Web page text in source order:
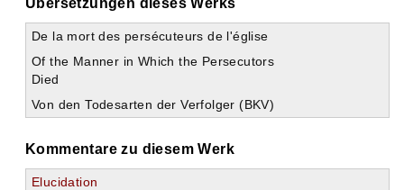
Übersetzungen dieses Werks
De la mort des persécuteurs de l'église
Of the Manner in Which the Persecutors
Died
Von den Todesarten der Verfolger (BKV)
Kommentare zu diesem Werk
Elucidation